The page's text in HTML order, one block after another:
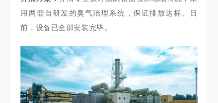
用两套自研发的臭气治理系统，保证排放达标。日
前，设备已全部安装完毕。